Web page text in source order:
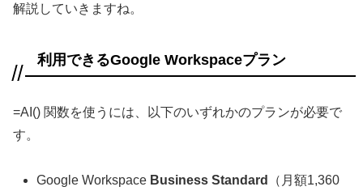
解説していきますね。
利用できるGoogle Workspaceプラン
=AI() 関数を使うには、以下のいずれかのプランが必要で
す。
Google Workspace Business Standard
（月額1,360